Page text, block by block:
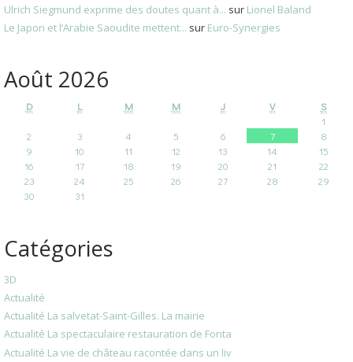
Ulrich Siegmund exprime des doutes quant à... sur Lionel Baland
Le Japon et l’Arabie Saoudite mettent... sur Euro-Synergies
Août 2026
D L M M J V
S
1
2
3 4 5 6 7
8
9
10 11 12 13 14
15
16
17 18 19 20 21
22
23
24 25 26 27 28
29
30
31
Catégories
3D
Actualité
Actualité La salvetat-Saint-Gilles. La mairie
Actualité La spectaculaire restauration de Fonta
Actualité La vie de château racontée dans un liv